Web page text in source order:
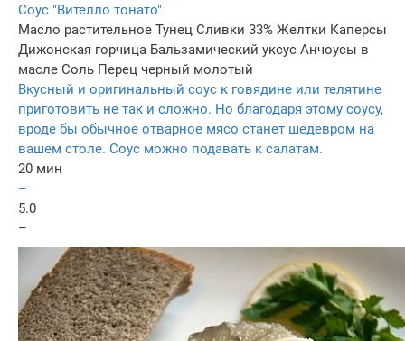
Соус "Вителло тонато"
Масло растительное Тунец Сливки 33% Желтки Каперсы
Дижонская горчица Бальзамический уксус Анчоусы в
масле Соль Перец черный молотый
Вкусный и оригинальный соус к говядине или телятине
приготовить не так и сложно. Но благодаря этому соусу,
вроде бы обычное отварное мясо станет шедевром на
вашем столе. Соус можно подавать к салатам.
20 мин
–
5.0
–